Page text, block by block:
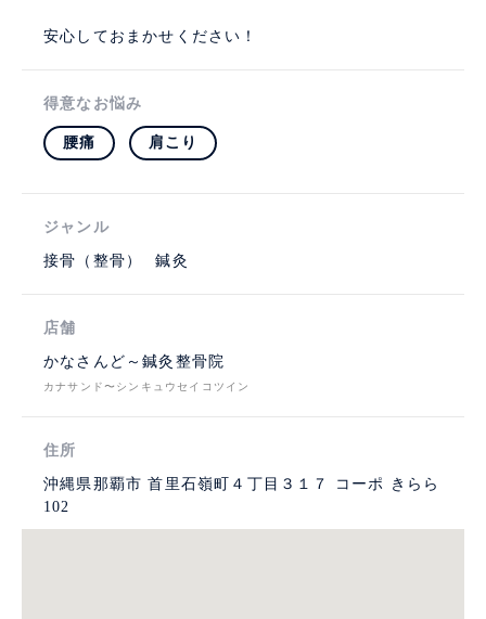
安心しておまかせください！
得意なお悩み
腰痛 肩こり
ジャンル
接骨（整骨） 鍼灸
店舗
かなさんど～鍼灸整骨院
カナサンド〜シンキュウセイコツイン
住所
沖縄県那覇市 首里石嶺町４丁目３１７ コーポ きらら
102